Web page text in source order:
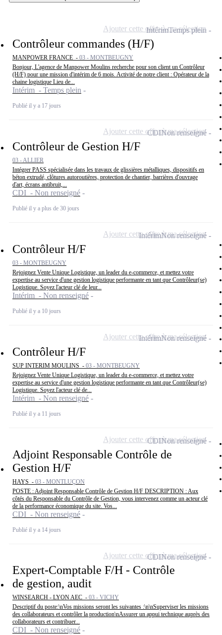
Contrôleur commandes (H/F)
MANPOWER FRANCE - 03 - MONTBEUGNY
Bonjour, L'agence de Manpower Moulins recherche pour son client un Contrôleur
(H/F) pour une mission d'intérim de 6 mois. Activité de notre client : Opérateur de la
chaine logistique Lieu de...
Intérim - Temps plein
Publié il y a 17 jours
IntérimTemps plein
Ajouter cette offre à ma sélection
Contrôleur de Gestion H/F
03 - ALLIER
Intégrer PASS spécialisée dans les travaux de glissières métalliques, dispositifs en
béton extrudé, clôtures autoroutières, protection de chantier, barrières d'ouvrage
d'art, écrans antibruit,...
CDI - Non renseigné
Publié il y a plus de 30 jours
CDINon renseigné
Ajouter cette offre à ma sélection
Contrôleur H/F
03 - MONTBEUGNY
Rejoignez Vente Unique Logistique, un leader du e-commerce, et mettez votre
expertise au service d'une gestion logistique performante en tant que Contrôleur(se)
Logistique. Soyez l'acteur clé de leur...
Intérim - Non renseigné
Publié il y a 10 jours
IntérimNon renseigné
Ajouter cette offre à ma sélection
Contrôleur H/F
SUP INTERIM MOULINS - 03 - MONTBEUGNY
Rejoignez Vente Unique Logistique, un leader du e-commerce, et mettez votre
expertise au service d'une gestion logistique performante en tant que Contrôleur(se)
Logistique. Soyez l'acteur clé de...
Intérim - Non renseigné
Publié il y a 11 jours
IntérimNon renseigné
Ajouter cette offre à ma sélection
Adjoint Responsable Contrôle de
Gestion H/F
HAYS - 03 - MONTLUÇON
POSTE : Adjoint Responsable Contrôle de Gestion H/F DESCRIPTION : Aux
côtés du Responsable du Contrôle de Gestion, vous intervenez comme un acteur clé
de la performance économique du site. Vos...
CDI - Non renseigné
Publié il y a 14 jours
CDINon renseigné
Ajouter cette offre à ma sélection
Expert-Comptable F/H - Contrôle
de gestion, audit
WINSEARCH - LYON AEC - 03 - VICHY
Descriptif du poste:\nVos missions seront les suivantes :\n\nSuperviser les missions
des collaborateurs et contrôler la production\nAssurer un appui technique auprès des
collaborateurs et contribuer...
CDI - Non renseigné
CDINon renseigné
Ajouter cette offre à ma sélection